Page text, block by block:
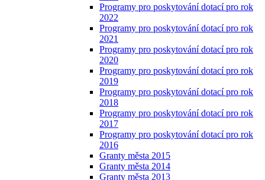
Programy pro poskytování dotací pro rok
2022
Programy pro poskytování dotací pro rok
2021
Programy pro poskytování dotací pro rok
2020
Programy pro poskytování dotací pro rok
2019
Programy pro poskytování dotací pro rok
2018
Programy pro poskytování dotací pro rok
2017
Programy pro poskytování dotací pro rok
2016
Granty města 2015
Granty města 2014
Granty města 2013